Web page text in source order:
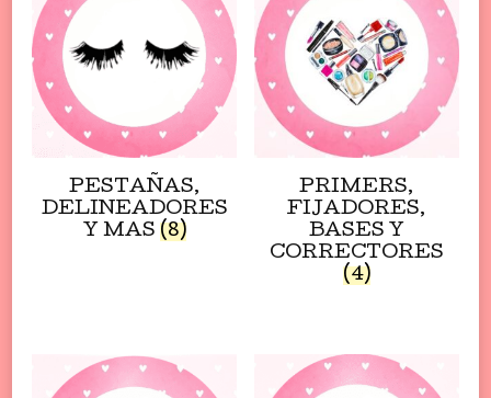
PESTAÑAS,
DELINEADORES
Y MAS (8)
PRIMERS,
FIJADORES,
BASES Y
CORRECTORES
(4)